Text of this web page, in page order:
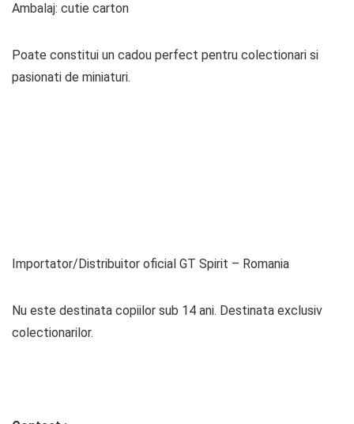
Ambalaj: cutie carton
Poate constitui un cadou perfect pentru colectionari si
pasionati de miniaturi.
Importator/Distribuitor oficial GT Spirit – Romania
Nu este destinata copiilor sub 14 ani. Destinata exclusiv
colectionarilor.